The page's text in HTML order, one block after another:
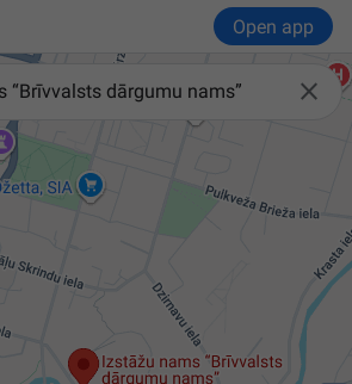
Open app

“Brīvvalsts dārgumu nams”